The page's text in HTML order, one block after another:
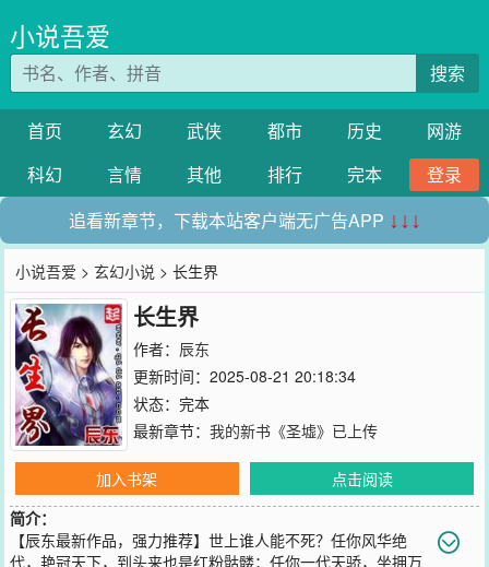
小说吾爱
搜索
首页 玄幻 武侠 都市 历史
网游
科幻
言情 其他 排行 完本
登录
追看新章节，下载本站客户端无广告APP ↓↓↓
小说吾爱 >玄幻小说 > 长生界
长生界
作者： 辰东
更新时间：2025-08-21 20:18:34
状态：完本
最新章节： 我的新书《圣墟》已上传
加入书架
点击阅读
简介：
【辰东最新作品，强力推荐】世上谁人能不死？任你风华绝
代，艳冠天下，到头来也是红粉骷髅；任你一代天骄，坐拥万